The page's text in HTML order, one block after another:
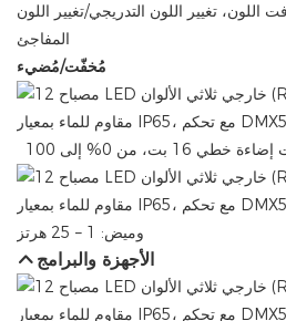
اللون، تغيير اللون التدريجي/تغيير اللون
المفاجئ
مُخفّت/مُضيء
وميض: 1 – 25 هرتز
الأجهزة والبرامج